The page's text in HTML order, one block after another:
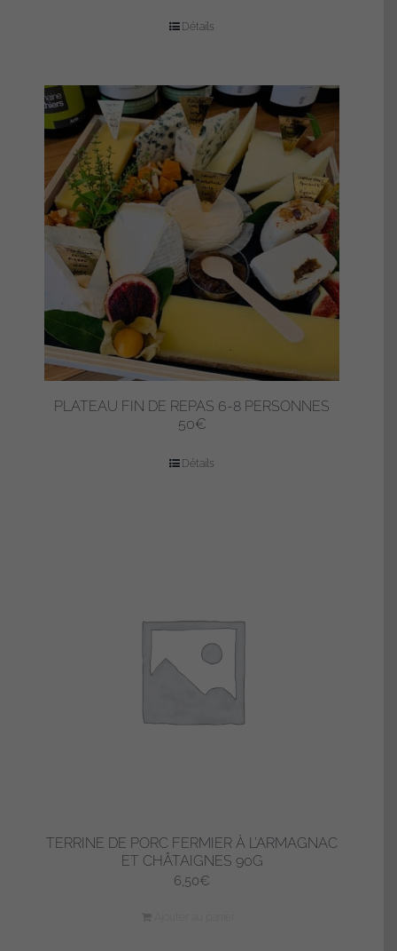
Détails
PLATEAU FIN DE REPAS 6-8 PERSONNES
50€
Détails
TERRINE DE PORC FERMIER À L’ARMAGNAC
ET CHÂTAIGNES 90G
6,50€